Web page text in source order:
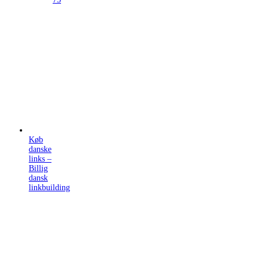
Køb
danske
links –
Billig
dansk
linkbuilding